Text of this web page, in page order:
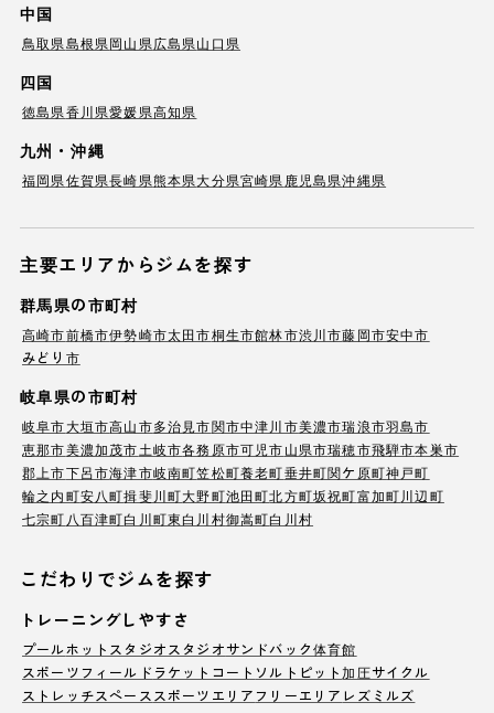
中国
鳥取県島根県岡山県広島県山口県
四国
徳島県香川県愛媛県高知県
九州・沖縄
福岡県佐賀県長崎県熊本県大分県宮崎県 鹿児島県沖縄県
主要エリアからジムを探す
群馬県の市町村
高崎市前橋市伊勢崎市太田市桐生市館林市渋川市藤岡市安中市
みどり市
岐阜県の市町村
岐阜市大垣市高山市多治見市関市中津川市美濃市瑞浪市羽島市
恵那市美濃加茂市土岐市各務原市可児市山県市瑞穂市飛騨市本巣市
郡上市下呂市海津市岐南町笠松町養老町垂井町関ケ原町神戸町
輪之内町安八町揖斐川町大野町池田町北方町坂祝町富加町川辺町
七宗町 八百津町白川町東白川村御嵩町白川村
こだわりでジムを探す
トレーニングしやすさ
プールホットスタジオ スタジオサンドバック体育館
スポーツフィールド ラケットコート ソルトピット加圧サイクル
ストレッチスペース スポーツエリア フリーエリア レズミルズ